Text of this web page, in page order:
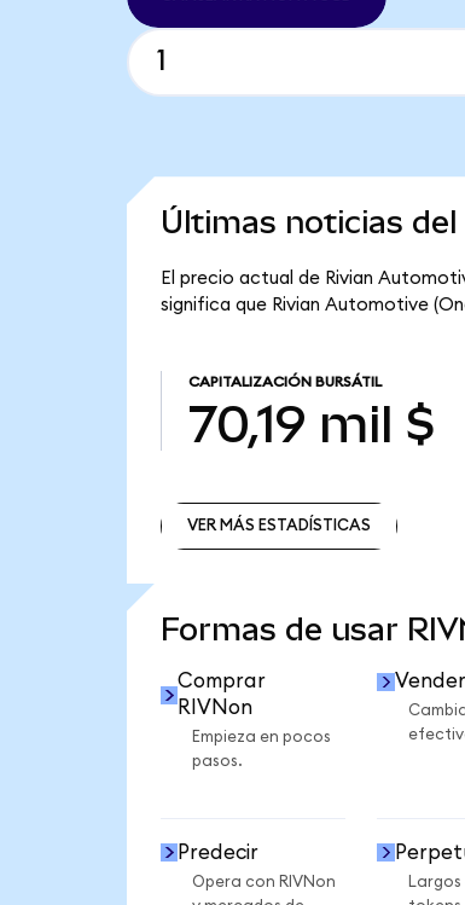
Últimas noticias
El precio actual de Rivian
significa que Rivian Automotive
CAPITALIZACIÓN BURSÁTIL
70,19 mil $
VER MÁS ESTADÍSTICAS
Formas de usar
Comprar
RIVNon
Empieza en pocos
pasos.
Predecir
Opera con RIVNon